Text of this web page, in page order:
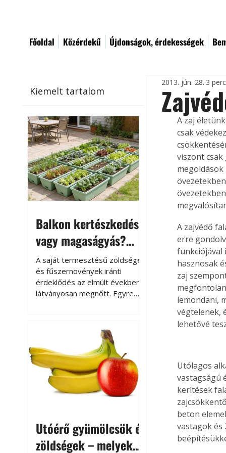
Főoldal Közérdekű Újdonságok, érdekességek
Kiemelt tartalom
Balkon kertészkedés
vagy magaságyás?
Helytakarékos
kertészkedés
A saját termesztésű zöldségek
és fűszernövények iránti
érdeklődés az elmúlt években
látványosan megnőtt. Egyre
kertészkedés sokak számára
kikapcsolódást és feltöltődést
is jelent.
Utóérő gyümölcsök és
zöldségek – melyek
2013. jún. 28. 3
A zaj
csak
viszont
A zajvédő
erre
funkciójával
hasznosak
zaj
lemondani,
végtelenek,
lehetővé
Utólagos
vastagságú
kerítések
beton
vastagok és